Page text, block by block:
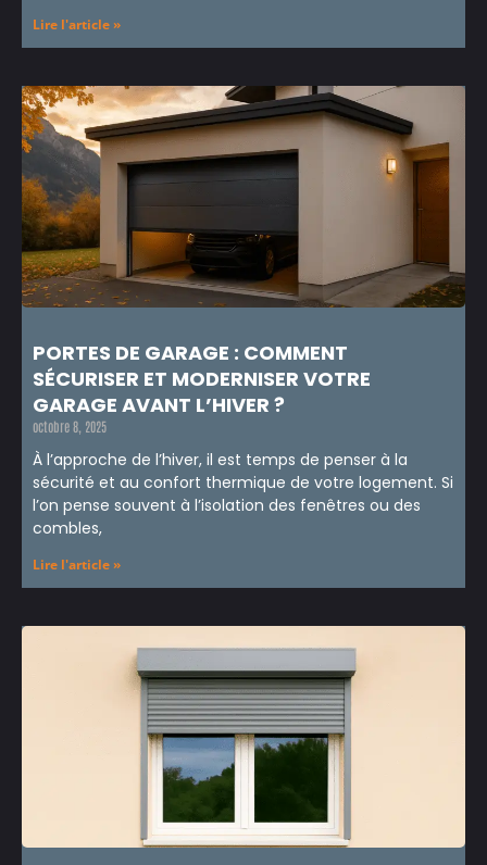
Lire l'article »
PORTES DE GARAGE : COMMENT
SÉCURISER ET MODERNISER VOTRE
GARAGE AVANT L’HIVER ?
octobre 8, 2025
À l’approche de l’hiver, il est temps de penser à la
sécurité et au confort thermique de votre logement. Si
l’on pense souvent à l’isolation des fenêtres ou des
combles,
Lire l'article »